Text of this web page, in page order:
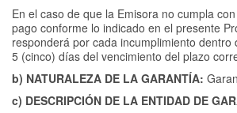
En el caso de que la Emisora no cumpla
pago conforme lo indicado en el presente
responderá por cada incumplimiento dentro
5 (cinco) días del vencimiento del plazo
b) NATURALEZA DE LA GARANTÍA:
c) DESCRIPCIÓN DE LA ENTIDAD DE